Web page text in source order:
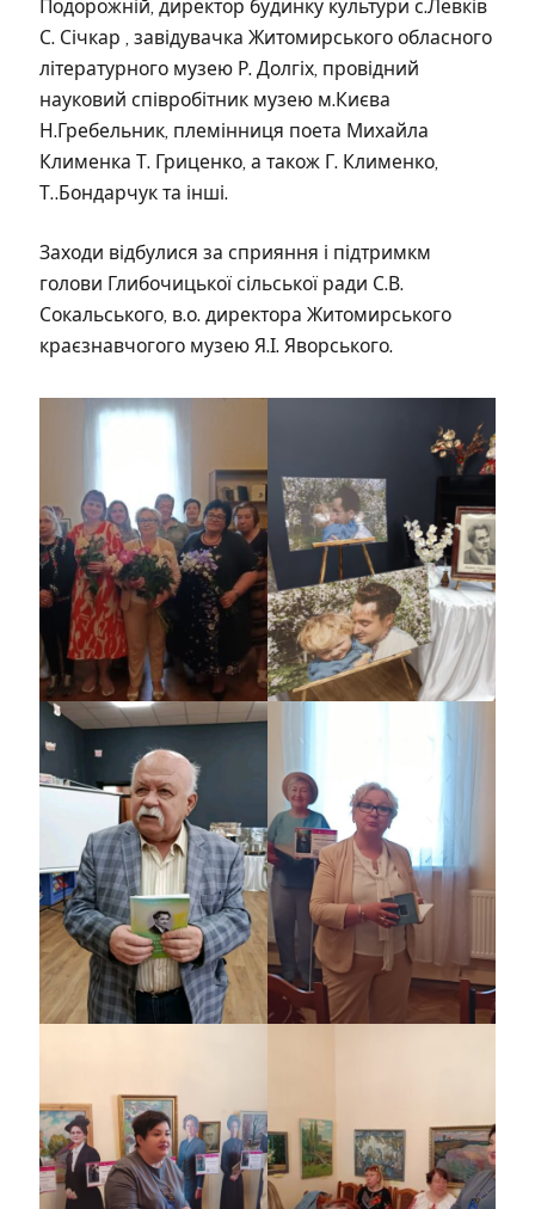
Подорожній, директор будинку культури с.Левків
С. Січкар , завідувачка Житомирського обласного
літературного музею Р. Долгіх, провідний
науковий співробітник музею м.Києва
Н.Гребельник, племінниця поета Михайла
Клименка Т. Гриценко, а також Г. Клименко,
Т..Бондарчук та інші.
Заходи відбулися за сприяння і підтримкм
голови Глибочицької сільської ради С.В.
Сокальського, в.о. директора Житомирського
краєзнавчогого музею Я.І. Яворського.